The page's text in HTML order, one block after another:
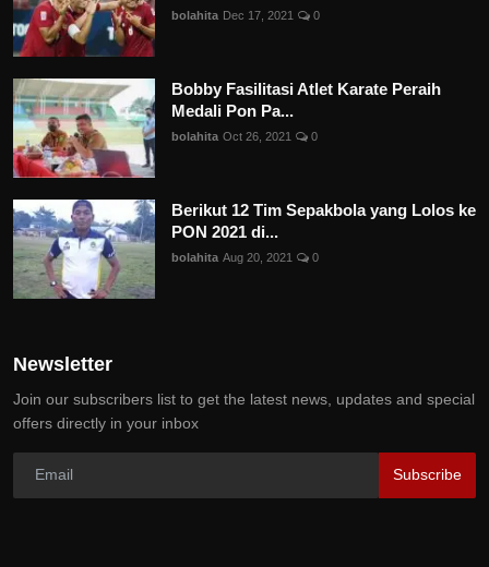
bolahita Dec 17, 2021 0
Bobby Fasilitasi Atlet Karate Peraih
Medali Pon Pa...
bolahita Oct 26, 2021 0
Berikut 12 Tim Sepakbola yang Lolos ke
PON 2021 di...
bolahita Aug 20, 2021 0
Newsletter
Join our subscribers list to get the latest news, updates and special
offers directly in your inbox
Subscribe